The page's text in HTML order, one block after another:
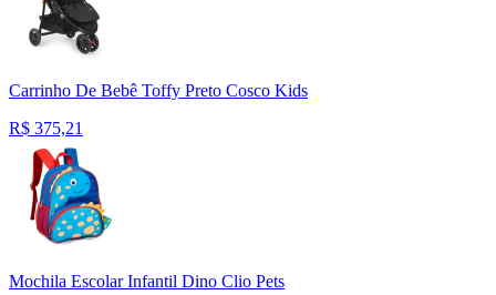
Carrinho De Bebê Toffy Preto Cosco Kids
R$ 375,21
Mochila Escolar Infantil Dino Clio Pets